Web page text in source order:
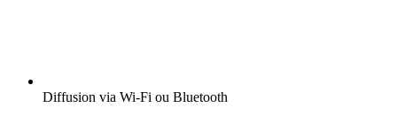
Diffusion via Wi-Fi ou Bluetooth